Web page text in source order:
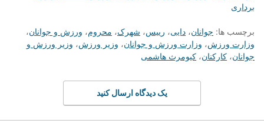
برداری
برچسب ها: جوانان، دایی، رییس، شهرک، محروم، ورزش و جوانان،
وزارت ورزش، وزارت ورزش و جوانان، وزیر ورزش، وزیر ورزش و
جوانان، کارکنان، کیومرث هاشمی
یک دیدگاه ارسال کنید